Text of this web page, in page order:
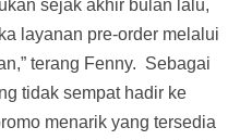
sejak akhir bulan lalu,
layanan pre-order melalui
terang Fenny. Sebagai
tidak sempat hadir ke
menarik yang tersedia